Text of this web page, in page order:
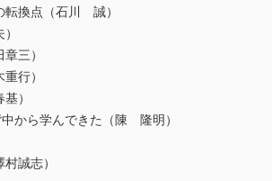
転換点（石川 誠）
三）
行）
）
から学んできた（陳 隆明）
誠志）